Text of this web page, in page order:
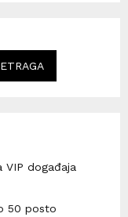
VIP događaja
50 posto